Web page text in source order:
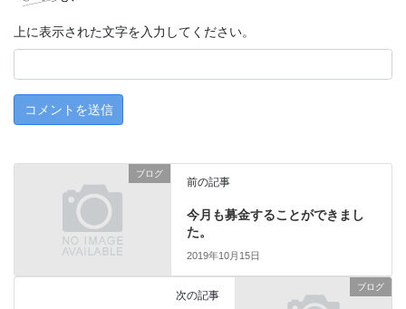
上に表示された文字を入力してください。
ブログ
前の記事
今月も募金することができまし
た。
2019年10月15日
ブログ
次の記事